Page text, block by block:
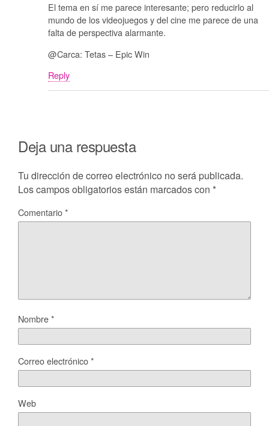
El tema en sí me parece interesante; pero reducirlo al
mundo de los videojuegos y del cine me parece de una
falta de perspectiva alarmante.
@Carca: Tetas – Epic Win
Reply
Deja una respuesta
Tu dirección de correo electrónico no será publicada.
Los campos obligatorios están marcados con *
Comentario*
Nombre*
Correo electrónico*
Web